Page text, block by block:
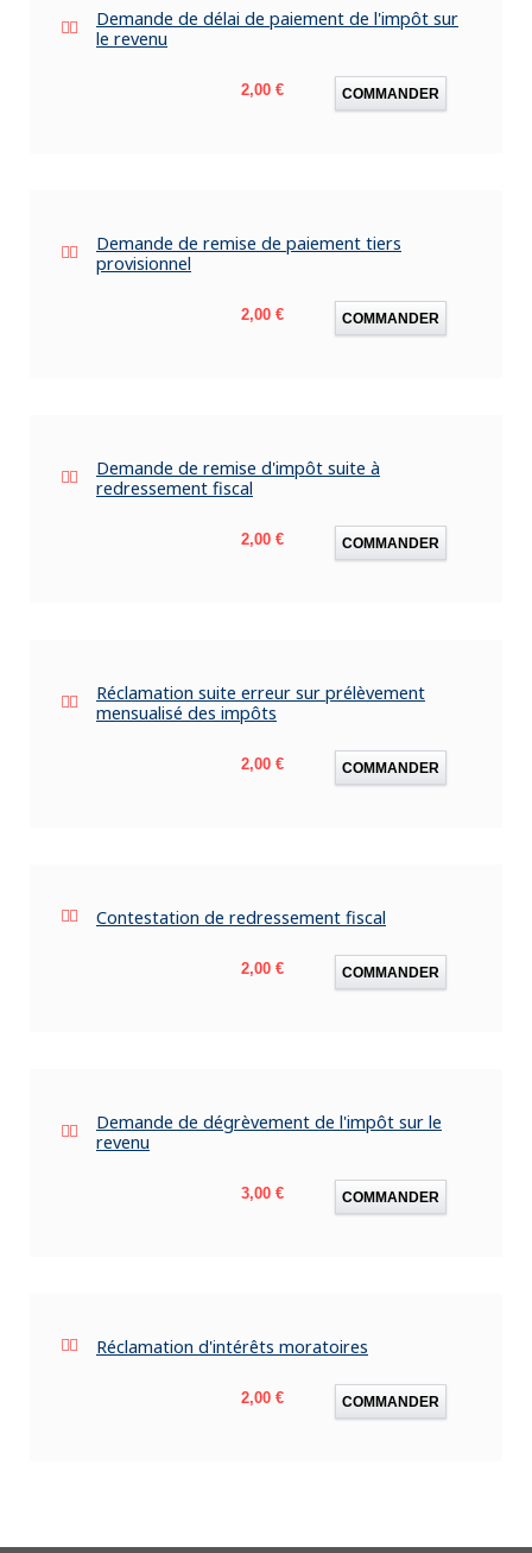
Demande de délai de paiement de l'impôt sur
le revenu
Prix
2,00 € COMMANDER
Demande de remise de paiement tiers
provisionnel
Prix
2,00 € COMMANDER
Demande de remise d'impôt suite à
redressement fiscal
Prix
2,00 € COMMANDER
Réclamation suite erreur sur prélèvement
mensualisé des impôts
Prix
2,00 € COMMANDER
Contestation de redressement fiscal
Prix
2,00 € COMMANDER
Demande de dégrèvement de l'impôt sur le
revenu
Prix
3,00 € COMMANDER
Réclamation d'intérêts moratoires
Prix
2,00 € COMMANDER